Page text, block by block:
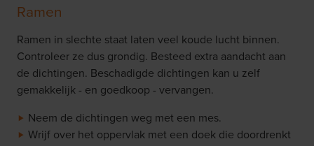
Ramen
Ramen in slechte staat laten veel koude lucht binnen.
Controleer ze dus grondig. Besteed extra aandacht aan
de dichtingen. Beschadigde dichtingen kan u zelf
gemakkelijk - en goedkoop - vervangen.
Neem de dichtingen weg met een mes.
Wrijf over het oppervlak met een doek die doordrenkt